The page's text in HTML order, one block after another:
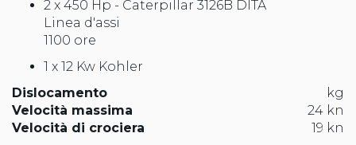
2 x 450 Hp - Caterpillar 3126B DITA
Linea d'assi
1100 ore
1 x 12 Kw Kohler
Dislocamento
kg
Velocità massima
24 kn
Velocità di crociera
19 kn